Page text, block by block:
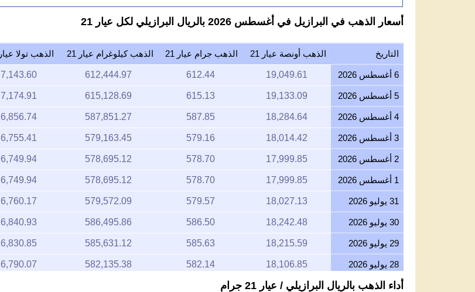
أسعار الذهب في البرازيل في أغسطس 2026 بالريال البرازيلي لكل عيار 21
التاريخ الذهب أونصة عيار 21 الذهب جرام عيار 21 الذهب كيلوغرام عيار 21 الذهب تولا عيار 21
6 أغسطس 2026 19,049.61
612.44
612,444.97
7,143.60
5 أغسطس 2026 19,133.09
615.13
615,128.69
7,174.91
4 أغسطس 2026 18,284.64
587.85
587,851.27
6,856.74
3 أغسطس 2026 18,014.42
579.16
579,163.45
6,755.41
2 أغسطس 2026 17,999.85
578.70
578,695.12
6,749.94
1 أغسطس 2026 17,999.85
578.70
578,695.12
6,749.94
31 يوليو 2026 18,027.13
579.57
579,572.09
6,760.17
30 يوليو 2026 18,242.48
586.50
586,495.86
6,840.93
29 يوليو 2026 18,215.59
585.63
585,631.12
6,830.85
28 يوليو 2026 18,106.85
582.14
582,135.38
6,790.07
27 يوليو 2026 18,286.43
أداء الذهب بالريال البرازيلي / عيار 21 جرام